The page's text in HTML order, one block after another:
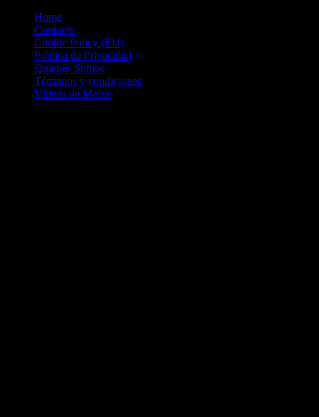
Home
Contacto
Cookie Policy (EU)
Política de Privacidad
Quienes Somos
Términos y condiciones
Vídeos de Motos